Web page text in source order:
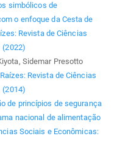
simbólicos de
o enfoque da Cesta de
Revista de Ciências
(2022)
Sidemar Presotto
Raízes: Revista de Ciências
(2014)
de princípios de segurança
nacional de alimentação
Sociais e Econômicas: